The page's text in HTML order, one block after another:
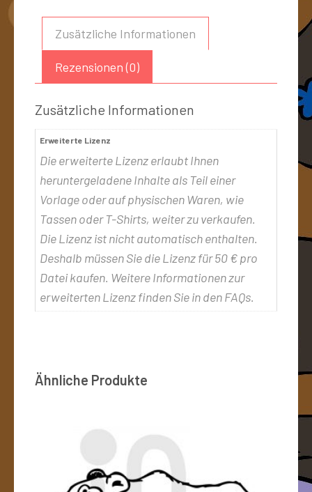
Zusätzliche Informationen
Rezensionen (0)
Zusätzliche Informationen
Erweiterte Lizenz
Die erweiterte Lizenz erlaubt Ihnen
heruntergeladene Inhalte als Teil einer
Vorlage oder auf physischen Waren, wie
Tassen oder T-Shirts, weiter zu verkaufen.
Die Lizenz ist nicht automatisch enthalten.
Deshalb müssen Sie die Lizenz für 50 € pro
Datei kaufen. Weitere Informationen zur
erweiterten Lizenz finden Sie in den FAQs.
Ähnliche Produkte